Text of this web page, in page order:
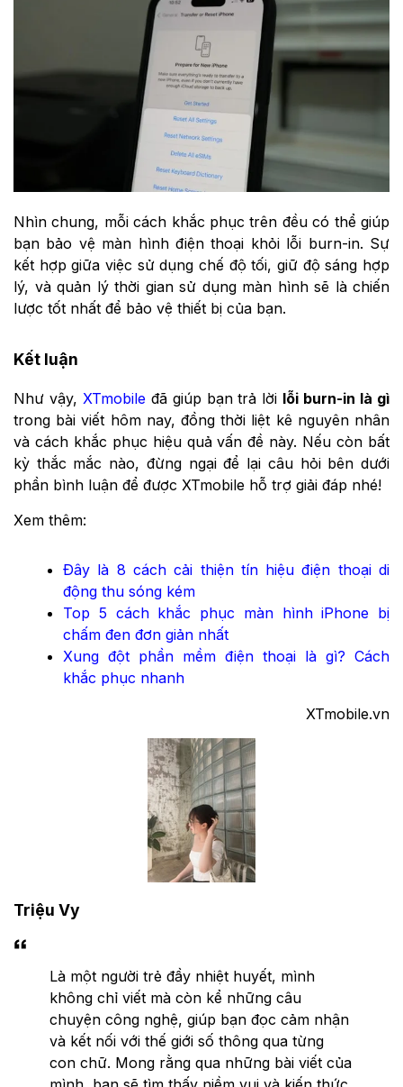
Nhìn chung, mỗi cách khắc phục trên đều có thể giúp
bạn bảo vệ màn hình điện thoại khỏi lỗi burn-in. Sự
kết hợp giữa việc sử dụng chế độ tối, giữ độ sáng hợp
lý, và quản lý thời gian sử dụng màn hình sẽ là chiến
lược tốt nhất để bảo vệ thiết bị của bạn.
Kết luận
Như vậy, XTmobileđã giúp bạn trả lời lỗi burn-in là gì
trong bài viết hôm nay, đồng thời liệt kê nguyên nhân
và cách khắc phục hiệu quả vấn đề này. Nếu còn bất
kỳ thắc mắc nào, đừng ngại để lại câu hỏi bên dưới
phần bình luận để được XTmobile hỗ trợ giải đáp nhé!
Xem thêm:
Đây là 8 cách cải thiện tín hiệu điện thoại di
động thu sóng kém
Top 5 cách khắc phục màn hình iPhone bị
chấm đen đơn giản nhất
Xung đột phần mềm điện thoại là gì? Cách
khắc phục nhanh
XTmobile.vn
Triệu Vy
Là một người trẻ đầy nhiệt huyết, mình
không chỉ viết mà còn kể những câu
chuyện công nghệ, giúp bạn đọc cảm nhận
và kết nối với thế giới số thông qua từng
con chữ. Mong rằng qua những bài viết của